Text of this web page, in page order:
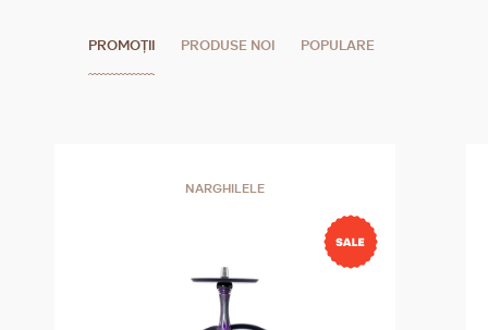
PROMOȚII PRODUSE NOI POPULARE
NARGHILELE